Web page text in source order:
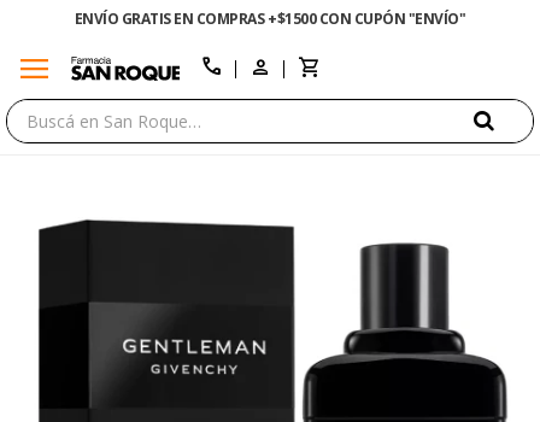
ENVÍO GRATIS EN COMPRAS +$1500 CON CUPÓN "ENVÍO"
menu call
close